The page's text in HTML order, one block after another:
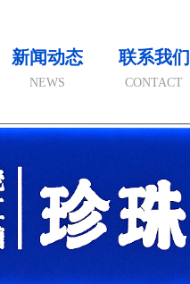
新闻动态
NEWS
联系我们
CONTACT